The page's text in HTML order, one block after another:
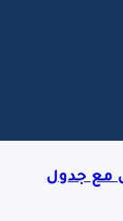
مع جدول